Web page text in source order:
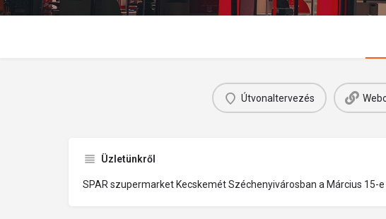
Útvonaltervezés
Üzletünkről
SPAR szupermarket Kecskemét Széchenyivárosban a Március 15-